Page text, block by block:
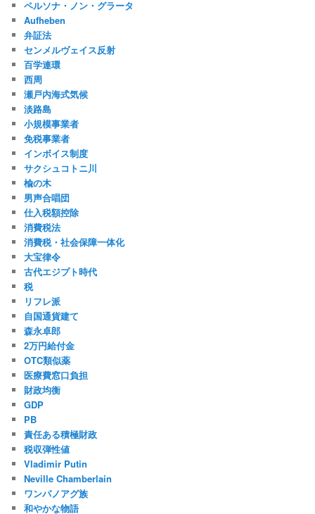
ペルソナ・ノン・グラータ
Aufheben
弁証法
センメルヴェイス反射
百学連環
西周
瀬戸内海式気候
淡路島
小規模事業者
免税事業者
インボイス制度
サクシュコトニ川
楡の木
男声合唱団
仕入税額控除
消費税法
消費税・社会保障一体化
大宝律令
古代エジプト時代
税
リフレ派
自国通貨建て
森永卓郎
2万円給付金
OTC類似薬
医療費窓口負担
財政均衡
GDP
PB
責任ある積極財政
税収弾性値
Vladimir Putin
Neville Chamberlain
ワンパノアグ族
和やかな物語